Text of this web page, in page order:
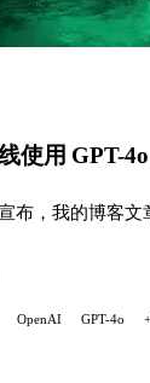
使用 GPT-
布，我的博客
OpenAI GPT-4o